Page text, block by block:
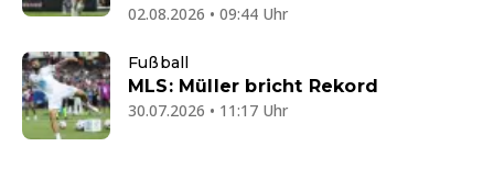
02.08.2026 • 09:44 Uhr
Fußball
MLS: Müller bricht Rekord
30.07.2026 • 11:17 Uhr